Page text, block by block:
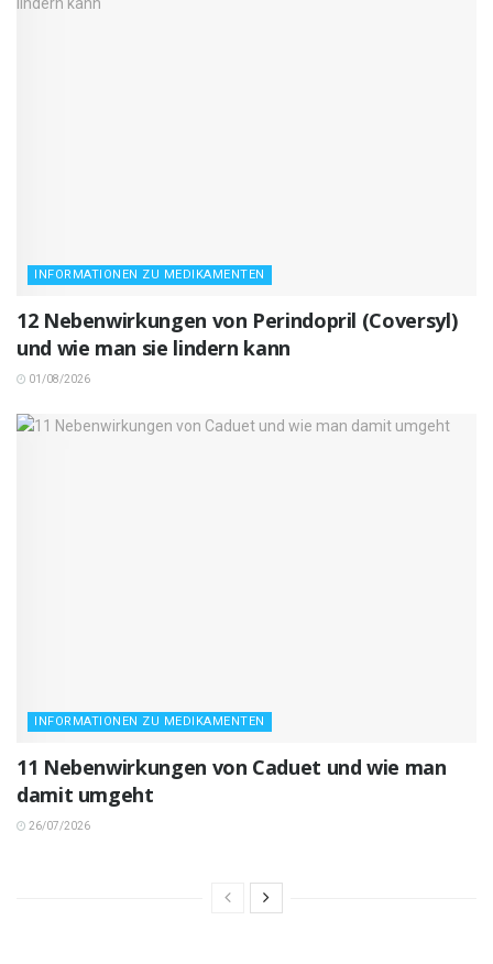
INFORMATIONEN ZU MEDIKAMENTEN
12 Nebenwirkungen von Perindopril (Coversyl)
und wie man sie lindern kann
01/08/2026
INFORMATIONEN ZU MEDIKAMENTEN
11 Nebenwirkungen von Caduet und wie man
damit umgeht
26/07/2026